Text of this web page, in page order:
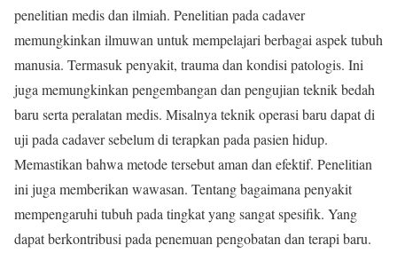
penelitian medis dan ilmiah. Penelitian pada cadaver
memungkinkan ilmuwan untuk mempelajari berbagai aspek tubuh
manusia. Termasuk penyakit, trauma dan kondisi patologis. Ini
juga memungkinkan pengembangan dan pengujian teknik bedah
baru serta peralatan medis. Misalnya teknik operasi baru dapat di
uji pada cadaver sebelum di terapkan pada pasien hidup.
Memastikan bahwa metode tersebut aman dan efektif. Penelitian
ini juga memberikan wawasan. Tentang bagaimana penyakit
mempengaruhi tubuh pada tingkat yang sangat spesifik. Yang
dapat berkontribusi pada penemuan pengobatan dan terapi baru.